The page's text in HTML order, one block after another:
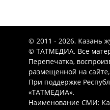
© 2011 - 2026. Казань
© ТАТМЕДИА. Все
Перепечатка,
размещенной на
При поддержке
«ТАТМЕДИА».
Наименование СМИ: